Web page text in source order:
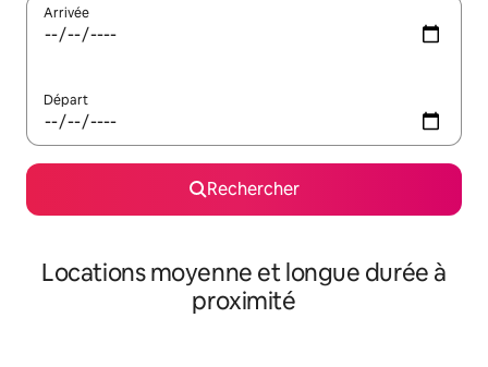
Arrivée
Départ
Rechercher
Locations moyenne et longue durée à
proximité